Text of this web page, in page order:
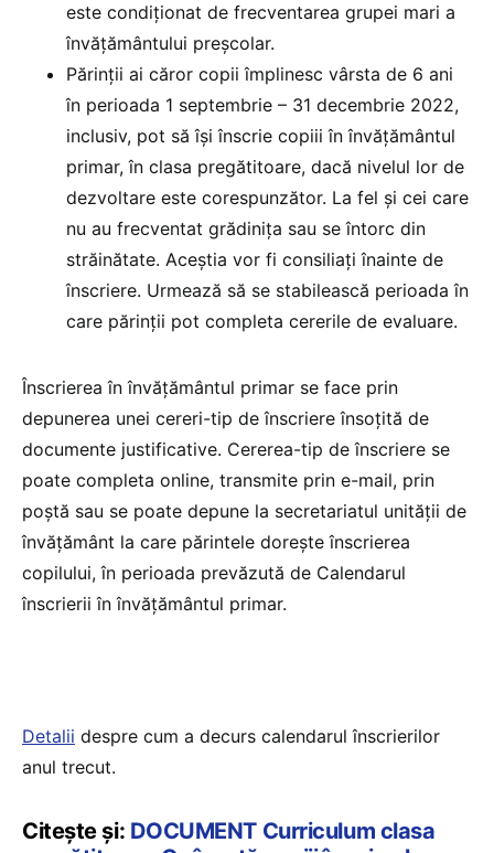
este condiționat de frecventarea grupei mari a
învățământului preșcolar.
Părinții ai căror copii împlinesc vârsta de 6 ani
în perioada 1 septembrie – 31 decembrie 2022,
inclusiv, pot să își înscrie copiii în învățământul
primar, în clasa pregătitoare, dacă nivelul lor de
dezvoltare este corespunzător. La fel și cei care
nu au frecventat grădinița sau se întorc din
străinătate. Aceștia vor fi consiliați înainte de
înscriere. Urmează să se stabilească perioada în
care părinții pot completa cererile de evaluare.
Înscrierea în învățământul primar se face prin
depunerea unei cereri-tip de înscriere însoțită de
documente justificative. Cererea-tip de înscriere se
poate completa online, transmite prin e-mail, prin
poștă sau se poate depune la secretariatul unității de
învățământ la care părintele dorește înscrierea
copilului, în perioada prevăzută de Calendarul
înscrierii în învățământul primar.
Detalii despre cum a decurs calendarul înscrierilor
anul trecut.
Citește și: DOCUMENT Curriculum clasa